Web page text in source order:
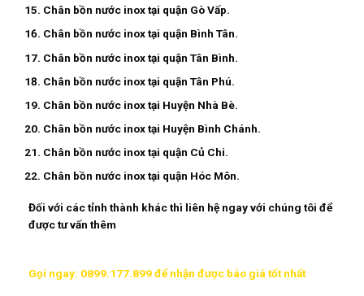
Chân bồn nước inox tại quận Gò Vấp.
Chân bồn nước inox tại quận Bình Tân.
Chân bồn nước inox tại quận Tân Bình.
Chân bồn nước inox tại quận Tân Phú.
Chân bồn nước inox tại Huyện Nhà Bè.
Chân bồn nước inox tại Huyện Bình Chánh.
Chân bồn nước inox tại quận Củ Chi.
Chân bồn nước inox tại quận Hóc Môn.
Đối với các tỉnh thành khác thì liên hệ ngay với chúng tôi để
được tư vấn thêm
Gọi ngay: 0899.177.899 để nhận được báo giá tốt nhất